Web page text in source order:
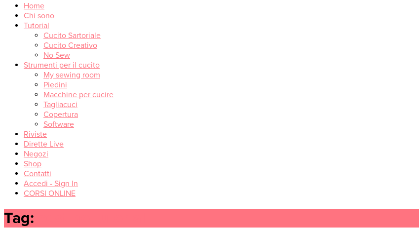
Home
Chi sono
Tutorial
Cucito Sartoriale
Cucito Creativo
No Sew
Strumenti per il cucito
My sewing room
Piedini
Macchine per cucire
Tagliacuci
Copertura
Software
Riviste
Dirette Live
Negozi
Shop
Contatti
Accedi - Sign In
CORSI ONLINE
Tag: